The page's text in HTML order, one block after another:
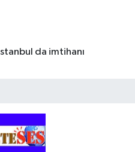
da imtihanı